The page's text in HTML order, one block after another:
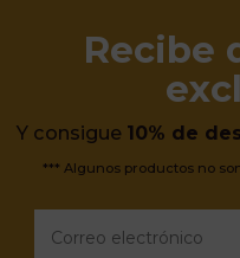
Recibe
Y consigue 10% de
*** Algunos productos no